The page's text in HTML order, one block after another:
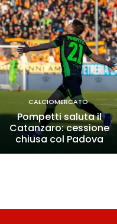
CALCIOMERCATO
Pompetti saluta il
Catanzaro: cessione
chiusa col Padova